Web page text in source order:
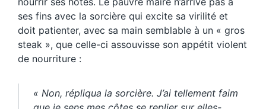
ses fins avec la sorcière qui excite sa virilité et
doit patienter, avec sa main semblable à un « gros
steak », que celle-ci assouvisse son appétit violent
de nourriture :
« Non, répliqua la sorcière. J’ai tellement faim